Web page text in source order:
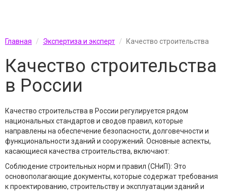
Главная Экспертиза и эксперт Качество строительства
Качество строительства
в России
Качество строительства в России регулируется рядом
национальных стандартов и сводов правил, которые
направлены на обеспечение безопасности, долговечности и
функциональности зданий и сооружений. Основные аспекты,
касающиеся качества строительства, включают:
Соблюдение строительных норм и правил (СНиП): Это
основополагающие документы, которые содержат требования
к проектированию, строительству и эксплуатации зданий и